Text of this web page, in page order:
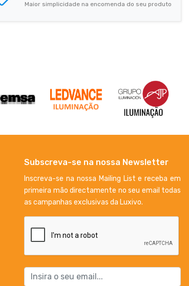
Maior simplicidade na encomenda do seu produto
Subscreva-se na nossa Newsletter
Inscreva-se na nossa Mailing List e receba em
primeira mão directamente no seu email todas
as campanhas exclusivas da Luxivo.